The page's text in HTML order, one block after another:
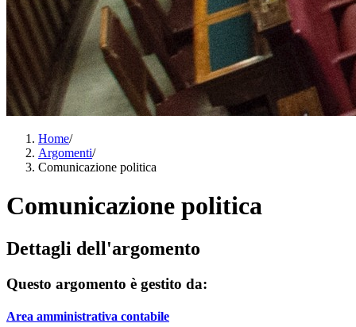
Home/
Argomenti/
Comunicazione politica
Comunicazione politica
Dettagli dell'argomento
Questo argomento è gestito da:
Area amministrativa contabile